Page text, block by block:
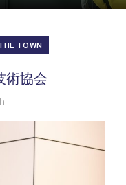
TOWN
術協会